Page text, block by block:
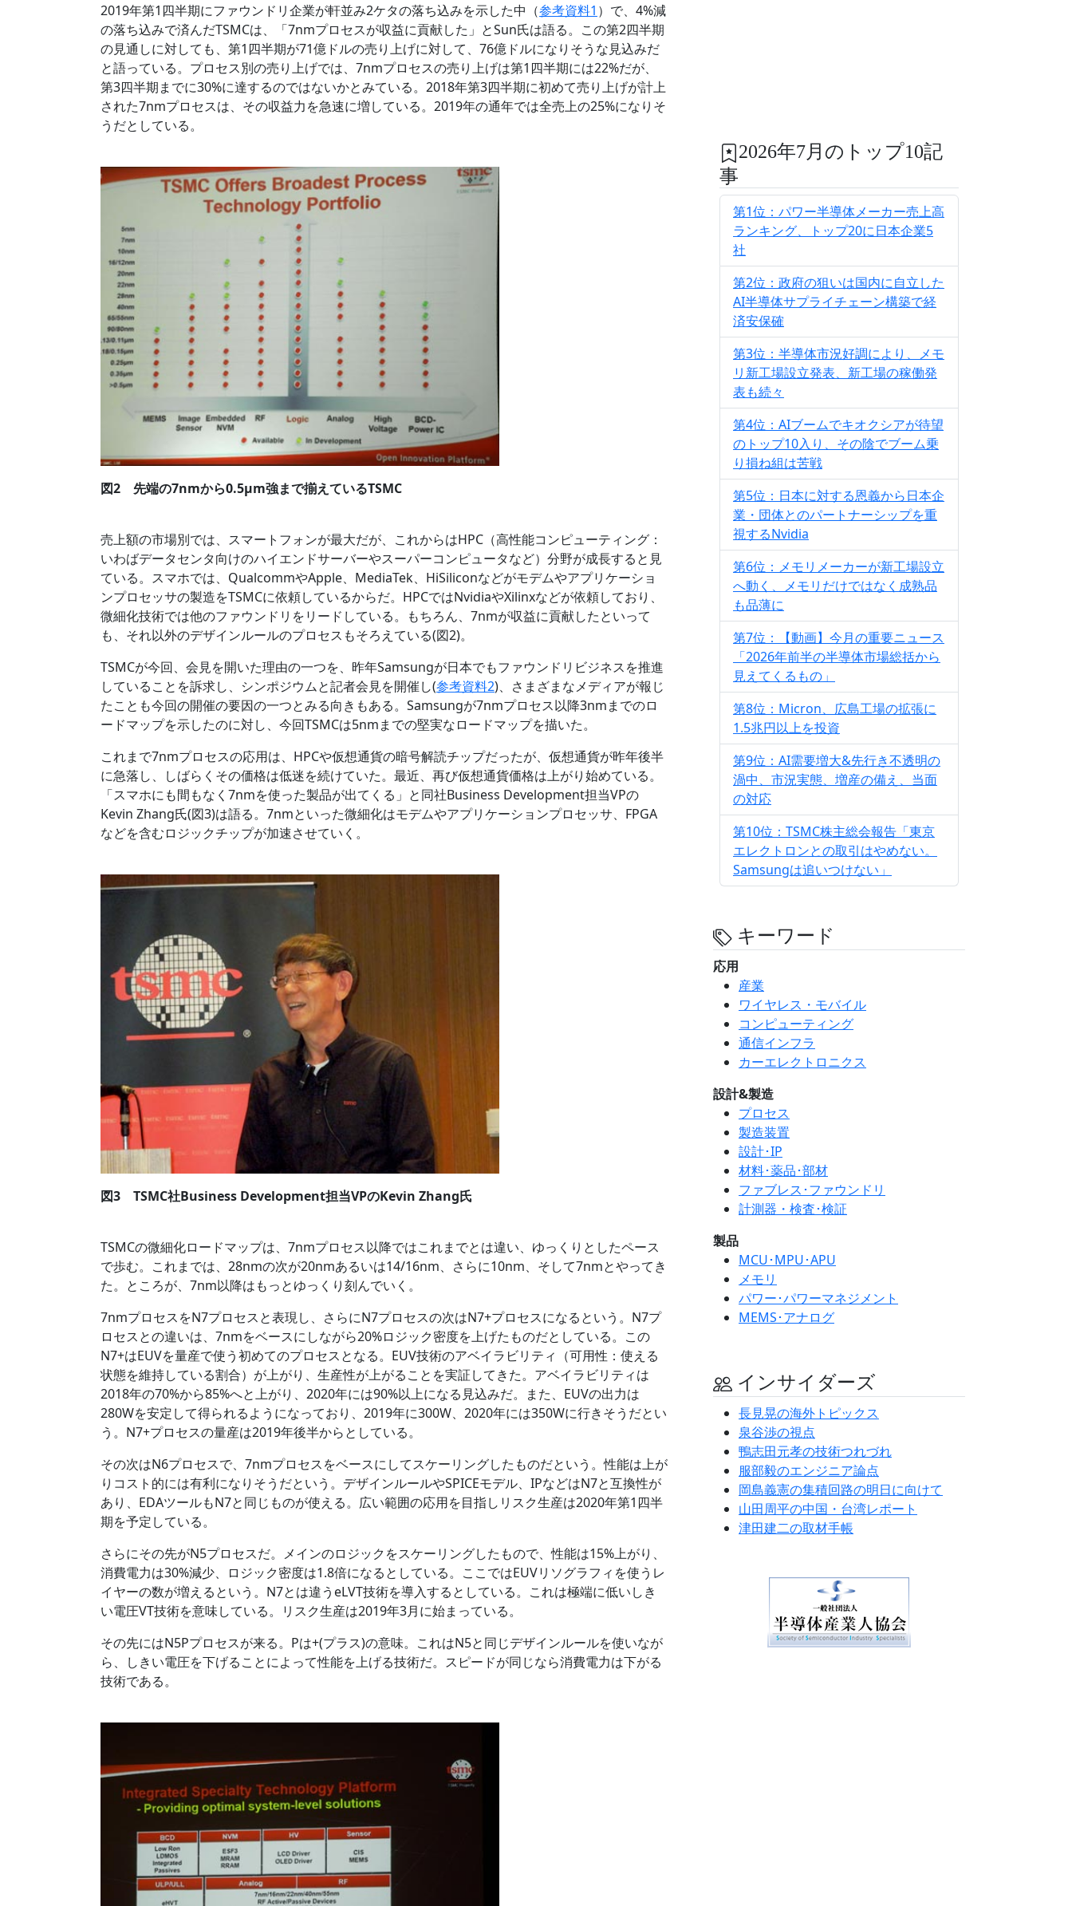
2019年第1四半期にファウンドリ企業が軒並み2ケタの落ち込みを示した中（参考資料1 ）で、4%減
の落ち込みで済んだTSMCは、「7nmプロセスが収益に貢献した」とSun氏は語る。この第2四半期
の見通しに対しても、第1四半期が71億ドルの売り上げに対して、76億ドルになりそうな見込みだ
と語っている。プロセス別の売り上げでは、7nmプロセスの売り上げは第1四半期には22%だが、
第3四半期までに30%に達するのではないかとみている。2018年第3四半期に初めて売り上げが計上
された7nmプロセスは、その収益力を急速に増している。2019年の通年では全売上の25%になりそ
うだとしている。
図2 先端の7nmから0.5µm強まで揃えているTSMC
売上額の市場別では、スマートフォンが最大だが、これからはHPC（高性能コンピューティング：
いわばデータセンタ向けのハイエンドサーバーやスーパーコンピュータなど）分野が成長すると見
ている。スマホでは、QualcommやApple、MediaTek、HiSiliconなどがモデムやアプリケーショ
ンプロセッサの製造をTSMCに依頼しているからだ。HPCではNvidiaやXilinxなどが依頼しており、
微細化技術では他のファウンドリをリードしている。もちろん、7nmが収益に貢献したといって
も、それ以外のデザインルールのプロセスもそろえている(図2)。
TSMCが今回、会見を開いた理由の一つを、昨年Samsungが日本でもファウンドリビジネスを推進
していることを訴求し、シンポジウムと記者会見を開催し(参考資料2)、さまざまなメディアが報じ
たことも今回の開催の要因の一つとみる向きもある。Samsungが7nmプロセス以降3nmまでのロ
ードマップを示したのに対し、今回TSMCは5nmまでの堅実なロードマップを描いた。
これまで7nmプロセスの応用は、HPCや仮想通貨の暗号解読チップだったが、仮想通貨が昨年後半
に急落し、しばらくその価格は低迷を続けていた。最近、再び仮想通貨価格は上がり始めている。
「スマホにも間もなく7nmを使った製品が出てくる」と同社Business Development担当VPの
Kevin Zhang氏(図3)は語る。7nmといった微細化はモデムやアプリケーションプロセッサ、FPGA
などを含むロジックチップが加速させていく。
図3 TSMC社Business Development担当VPのKevin Zhang氏
TSMCの微細化ロードマップは、7nmプロセス以降ではこれまでとは違い、ゆっくりとしたペース
で歩む。これまでは、28nmの次が20nmあるいは14/16nm、さらに10nm、そして7nmとやってき
た。ところが、7nm以降はもっとゆっくり刻んでいく。
7nmプロセスをN7プロセスと表現し、さらにN7プロセスの次はN7+プロセスになるという。N7プ
ロセスとの違いは、7nmをベースにしながら20%ロジック密度を上げたものだとしている。この
N7+はEUVを量産で使う初めてのプロセスとなる。EUV技術のアベイラビリティ（可用性：使える
状態を維持している割合）が上がり、生産性が上がることを実証してきた。アベイラビリティは
2018年の70%から85%へと上がり、2020年には90%以上になる見込みだ。また、EUVの出力は
280Wを安定して得られるようになっており、2019年に300W、2020年には350Wに行きそうだとい
う。N7+プロセスの量産は2019年後半からとしている。
その次はN6プロセスで、7nmプロセスをベースにしてスケーリングしたものだという。性能は上が
りコスト的には有利になりそうだという。デザインルールやSPICEモデル、IPなどはN7と互換性が
あり、EDAツールもN7と同じものが使える。広い範囲の応用を目指しリスク生産は2020年第1四半
期を予定している。
さらにその先がN5プロセスだ。メインのロジックをスケーリングしたもので、性能は15%上がり、
消費電力は30%減少、ロジック密度は1.8倍になるとしている。ここではEUVリソグラフィを使うレ
イヤーの数が増えるという。N7とは違うeLVT技術を導入するとしている。これは極端に低いしき
い電圧VT技術を意味している。リスク生産は2019年3月に始まっている。
その先にはN5Pプロセスが来る。Pは+(プラス)の意味。これはN5と同じデザインルールを使いなが
ら、しきい電圧を下げることによって性能を上げる技術だ。スピードが同じなら消費電力は下がる
技術である。
2026年7月のトップ10記
事
第1位：パワー半導体メーカー売上高
ランキング、トップ20に日本企業5
社
第2位：政府の狙いは国内に自立した
AI半導体サプライチェーン構築で経
済安保確
第3位：半導体市況好調により、メモ
リ新工場設立発表、新工場の稼働発
表も続々
第4位：AIブームでキオクシアが待望
のトップ10入り、その陰でブーム乗
り損ね組は苦戦
第5位：日本に対する恩義から日本企
業・団体とのパートナーシップを重
視するNvidia
第6位：メモリメーカーが新工場設立
へ動く、メモリだけではなく成熟品
も品薄に
第7位：【動画】今月の重要ニュース
「2026年前半の半導体市場総括から
見えてくるもの」
第8位：Micron、広島工場の拡張に
1.5兆円以上を投資
第9位：AI需要増大&先行き不透明の
渦中、市況実態、増産の備え、当面
の対応
第10位：TSMC株主総会報告「東京
エレクトロンとの取引はやめない。
Samsungは追いつけない」
キーワード
応用
産業
ワイヤレス・モバイル
コンピューティング
通信インフラ
カーエレクトロニクス
設計&製造
プロセス
製造装置
設計･IP
材料･薬品･部材
ファブレス･ファウンドリ
計測器・検査･検証
製品
MCU･MPU･APU
メモリ
パワー･パワーマネジメント
MEMS･アナログ
インサイダーズ
長見晃の海外トピックス
泉谷渉の視点
鴨志田元孝の技術つれづれ
服部毅のエンジニア論点
岡島義憲の集積回路の明日に向けて
山田周平の中国・台湾レポート
津田建二の取材手帳